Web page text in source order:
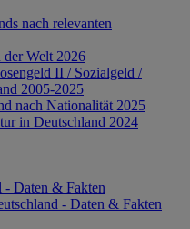
nach relevanten
der Welt 2026
II / Sozialgeld /
2005-2025
nach Nationalität 2025
in Deutschland 2024
- Daten & Fakten
- Daten & Fakten